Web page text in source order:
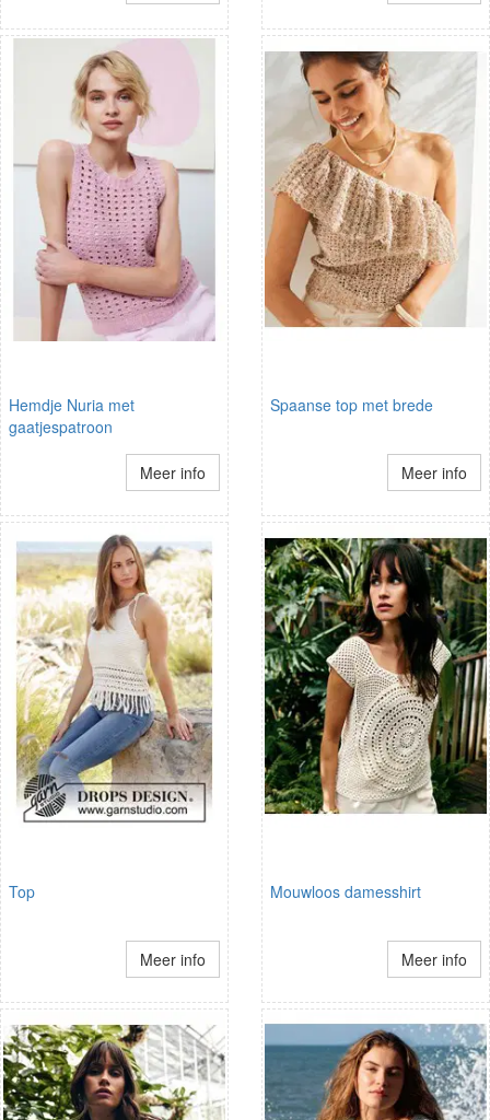
Hemdje Nuria met
gaatjespatroon
Meer info
Spaanse top met brede
Meer info
Top
Meer info
Mouwloos damesshirt
Meer info